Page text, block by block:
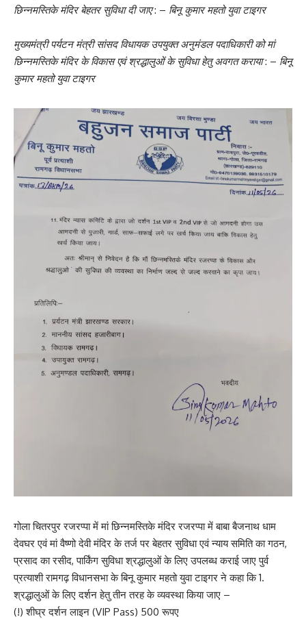
छिन्नमस्तिके मंदिर बेहतर सुविधा दी जाए: – बिनू कुमार महतो युवा टाइगर
मुख्यमंत्री पर्यटन मंत्री सांसद विधायक उपयुक्त अनुमंडल पदाधिकारी को मां
छिन्नमस्तिके मंदिर के विकास एवं श्रद्धालुओं के सुविधा हेतु अवगत कराया: – बिनू
कुमार महतो युवा टाइगर
गोला चितरपुर रजरप्पा में मां छिन्नमस्तिके मंदिर रजरप्पा में बाबा बैजनाथ धाम
देवघर एवं मां वैष्णो देवी मंदिर के तर्ज पर बेहतर सुविधा एवं न्याय समिति का गठन,
प्रसाद का रसीद, पार्किंग सुविधा श्रद्धालुओं के लिए उपलब्ध कराई जाए पुर्व
प्रत्याशी रामगढ़ विधानसभा के बिनू कुमार महतो युवा टाइगर ने कहा कि 1.
श्रद्धालुओं के लिए दर्शन हेतु तीन तरह के व्यवस्था किया जाए –
(!) शीघ्र दर्शन लाइन (VIP Pass) 500 रूपए